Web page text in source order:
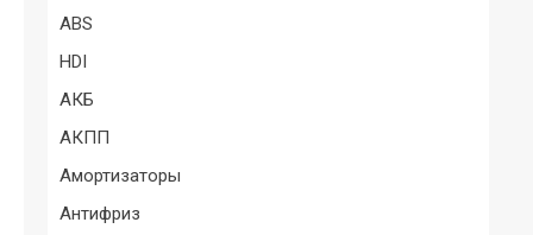
ABS
HDI
АКБ
АКПП
Амортизаторы
Антифриз